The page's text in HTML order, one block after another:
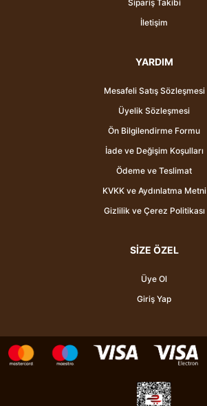
Sipariş Takibi
İletişim
YARDIM
Mesafeli Satış Sözleşmesi
Üyelik Sözleşmesi
Ön Bilgilendirme Formu
İade ve Değişim Koşulları
Ödeme ve Teslimat
KVKK ve Aydınlatma Metni
Gizlilik ve Çerez Politikası
SİZE ÖZEL
Üye Ol
Giriş Yap